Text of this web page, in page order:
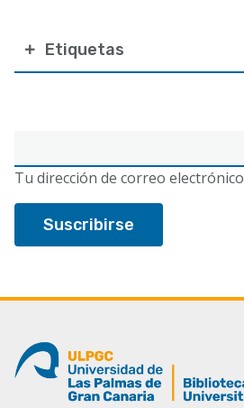
electrónico
Tu dirección de correo electrónico
Etiquetas